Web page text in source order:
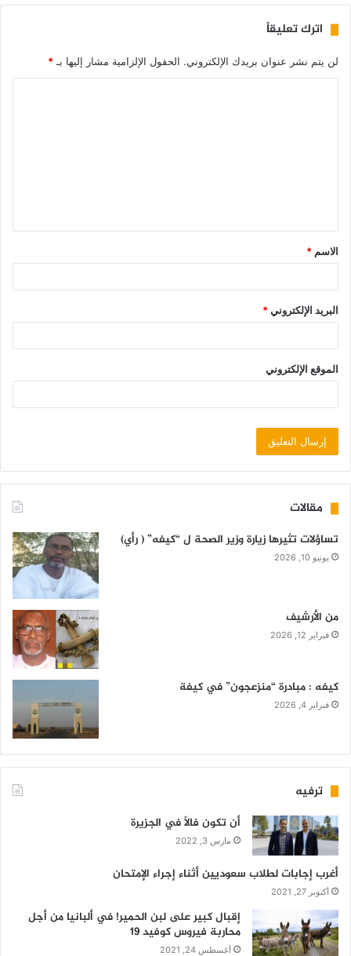
اترك تعليقاً
لن يتم نشر عنوان بريدك الإلكتروني. الحقول الإلزامية مشار إليها بـ *
الاسم *
البريد الإلكتروني*
الموقع الإلكتروني
مقالات
تساؤلات تثيرها زيارة وزير الصحة ل “كيفه” ( رأي)
يونيو 10, 2026
من الأرشيف
فبراير 12, 2026
كيفه : مبادرة “منزعجون” في كيفة
فبراير 4, 2026
ترفيه
أن تكون فالاً في الجزيرة
مارس 3, 2022
أغرب إجابات لطلاب سعوديين أثناء إجراء الإمتحان
أكتوبر 27, 2021
إقبال كبير على لبن الحمير! في ألبانيا من أجل
محاربة فيروس كوفيد 19
أغسطس 24, 2021